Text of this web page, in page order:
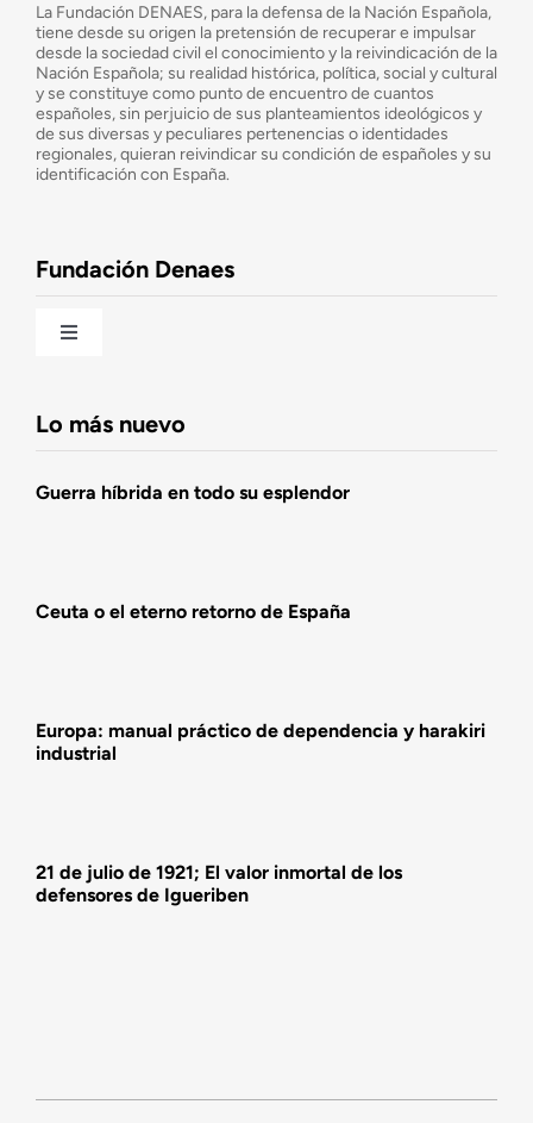
¿Cuáles son nuestros objetivos?
Consejo Asesor
La Fundación DENAES, para la defensa de la Nación Española,
tiene desde su origen la pretensión de recuperar e impulsar
desde la sociedad civil el conocimiento y la reivindicación de la
Nación Española; su realidad histórica, política, social y cultural
y se constituye como punto de encuentro de cuantos
españoles, sin perjuicio de sus planteamientos ideológicos y
de sus diversas y peculiares pertenencias o identidades
regionales, quieran reivindicar su condición de españoles y su
identificación con España.
Fundación Denaes
Toggle
Lo más nuevo
Guerra híbrida en todo su esplendor
Ceuta o el eterno retorno de España
Europa: manual práctico de dependencia y harakiri
industrial
21 de julio de 1921; El valor inmortal de los
defensores de Igueriben